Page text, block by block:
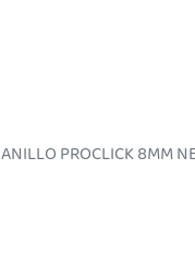
ANILLO PROCLICK 8MM